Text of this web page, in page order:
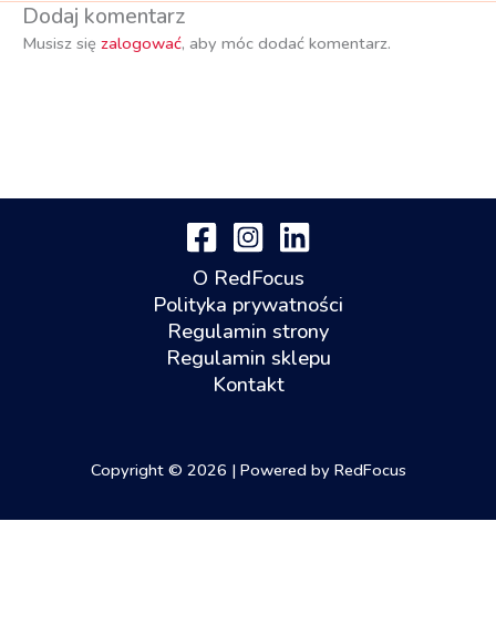
Dodaj komentarz
Musisz się zalogować, aby móc dodać komentarz.
O RedFocus
Polityka prywatności
Regulamin strony
Regulamin sklepu
Kontakt
Copyright © 2026 | Powered by RedFocus